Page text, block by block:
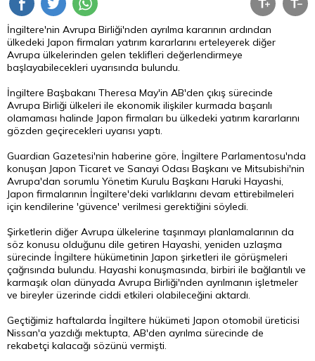
İngiltere'nin Avrupa Birliği'nden ayrılma kararının ardından
ülkedeki Japon firmaları yatırım kararlarını erteleyerek diğer
Avrupa ülkelerinden gelen teklifleri değerlendirmeye
başlayabilecekleri uyarısında bulundu.
İngiltere Başbakanı Theresa May'in AB'den çıkış sürecinde
Avrupa Birliği ülkeleri ile ekonomik ilişkiler kurmada başarılı
olamaması halinde Japon firmaları bu ülkedeki yatırım kararlarını
gözden geçirecekleri uyarısı yaptı.
Guardian Gazetesi'nin haberine göre, İngiltere Parlamentosu'nda
konuşan Japon Ticaret ve Sanayi Odası Başkanı ve Mitsubishi'nin
Avrupa'dan sorumlu Yönetim Kurulu Başkanı Haruki Hayashi,
Japon firmalarının İngiltere'deki varlıklarını devam ettirebilmeleri
için kendilerine 'güvence' verilmesi gerektiğini söyledi.
Şirketlerin diğer Avrupa ülkelerine taşınmayı planlamalarının da
söz konusu olduğunu dile getiren Hayashi, yeniden uzlaşma
sürecinde İngiltere hükümetinin Japon şirketleri ile görüşmeleri
çağrısında bulundu. Hayashi konuşmasında, birbiri ile bağlantılı ve
karmaşık olan dünyada Avrupa Birliği'nden ayrılmanın işletmeler
ve bireyler üzerinde ciddi etkileri olabileceğini aktardı.
Geçtiğimiz haftalarda İngiltere hükümeti Japon otomobil üreticisi
Nissan'a yazdığı mektupta, AB'den ayrılma sürecinde de
rekabetçi kalacağı sözünü vermişti.